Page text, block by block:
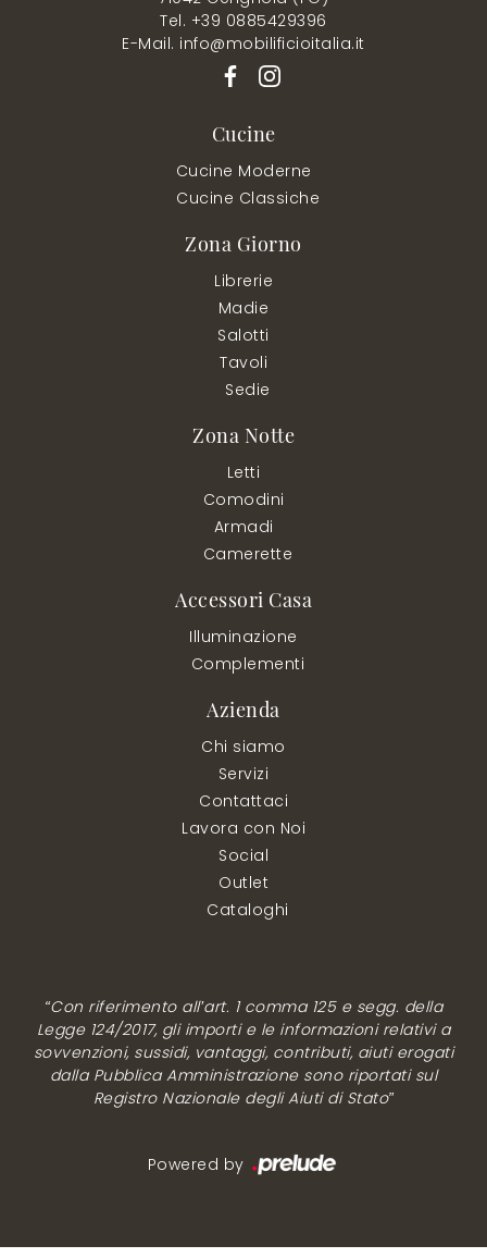
Tel. +39 0885429396
E-Mail. info@mobilificioitalia.it
Cucine
Cucine Moderne
Cucine Classiche
Zona Giorno
Librerie
Madie
Salotti
Tavoli
Sedie
Zona Notte
Letti
Comodini
Armadi
Camerette
Accessori Casa
Illuminazione
Complementi
Azienda
Chi siamo
Servizi
Contattaci
Lavora con Noi
Social
Outlet
Cataloghi
“Con riferimento all’art. 1 comma 125 e segg. della
Legge 124/2017, gli importi e le informazioni relativi a
sovvenzioni, sussidi, vantaggi, contributi, aiuti erogati
dalla Pubblica Amministrazione sono riportati sul
Registro Nazionale degli Aiuti di Stato”
Powered by